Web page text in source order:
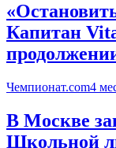
Капитан
Чемпионат.com4
В Москве
Школьной